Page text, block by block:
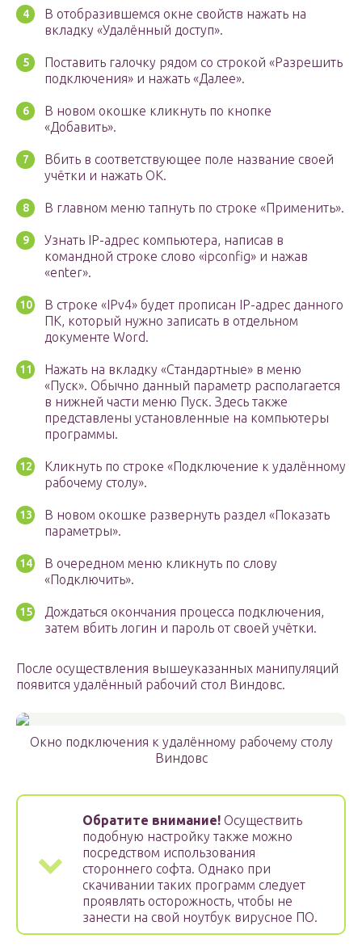
В отобразившемся окне свойств нажать на
вкладку «Удалённый доступ».
Поставить галочку рядом со строкой «Разрешить
подключения» и нажать «Далее».
В новом окошке кликнуть по кнопке
«Добавить».
Вбить в соответствующее поле название своей
учётки и нажать ОК.
В главном меню тапнуть по строке «Применить».
Узнать IP-адрес компьютера, написав в
командной строке слово «ipconfig» и нажав
«enter».
В строке «IPv4» будет прописан IP-адрес данного
ПК, который нужно записать в отдельном
документе Word.
Нажать на вкладку «Стандартные» в меню
«Пуск». Обычно данный параметр располагается
в нижней части меню Пуск. Здесь также
представлены установленные на компьютеры
программы.
Кликнуть по строке «Подключение к удалённому
рабочему столу».
В новом окошке развернуть раздел «Показать
параметры».
В очередном меню кликнуть по слову
«Подключить».
Дождаться окончания процесса подключения,
затем вбить логин и пароль от своей учётки.
После осуществления вышеуказанных манипуляций
появится удалённый рабочий стол Виндовс.
Окно подключения к удалённому рабочему столу
Виндовс
Обратите внимание! Осуществить
подобную настройку также можно
посредством использования
стороннего софта. Однако при
скачивании таких программ следует
проявлять осторожность, чтобы не
занести на свой ноутбук вирусное ПО.